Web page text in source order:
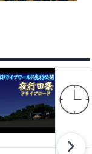
！」
ント ［定期営